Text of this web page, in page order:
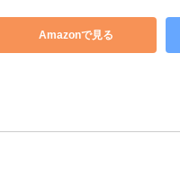
Amazonで見る